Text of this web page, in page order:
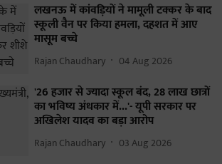
लखनऊ में कांवड़ियों ने मामूली टक्कर के बाद
स्कूली वैन पर किया हमला, दहशत में आए
मासूम बच्चे
Rajan Chaudhary 04 Aug 2026
'26 हजार से ज्यादा स्कूल बंद, 28 लाख छात्रों
का भविष्य अंधकार में...'- यूपी सरकार पर
अखिलेश यादव का बड़ा आरोप
Rajan Chaudhary 03 Aug 2026